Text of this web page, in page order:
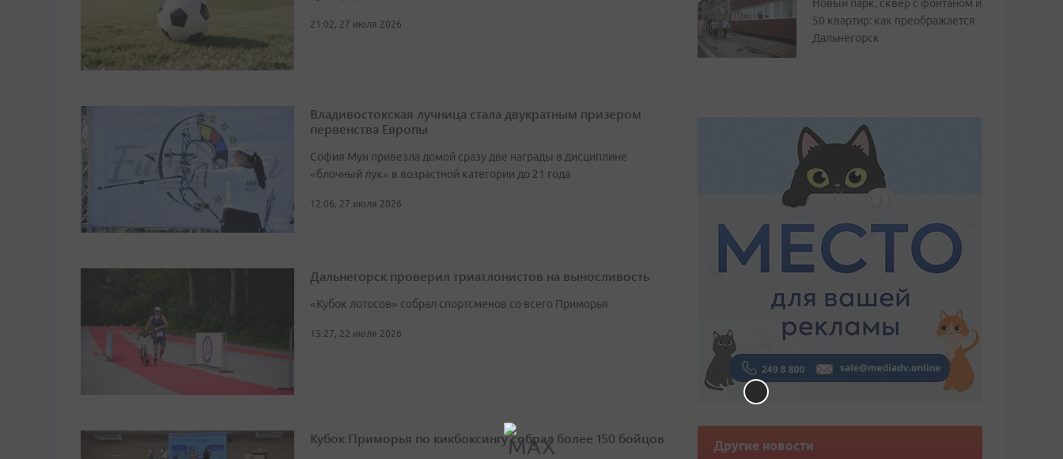
21:02, 27 июля 2026
Владивостокская лучница стала двукратным призером
первенства Европы
София Мун привезла домой сразу две награды в дисциплине
«блочный лук» в возрастной категории до 21 года
12:06, 27 июля 2026
Дальнегорск проверил триатлонистов на выносливость
«Кубок лотосов» собрал спортсменов со всего Приморья
15:27, 22 июля 2026
Кубок Приморья по кикбоксингу собрал более 150 бойцов
Новый парк, сквер с фонтаном и
50 квартир: как преображается
Дальнегорск
Другие новости